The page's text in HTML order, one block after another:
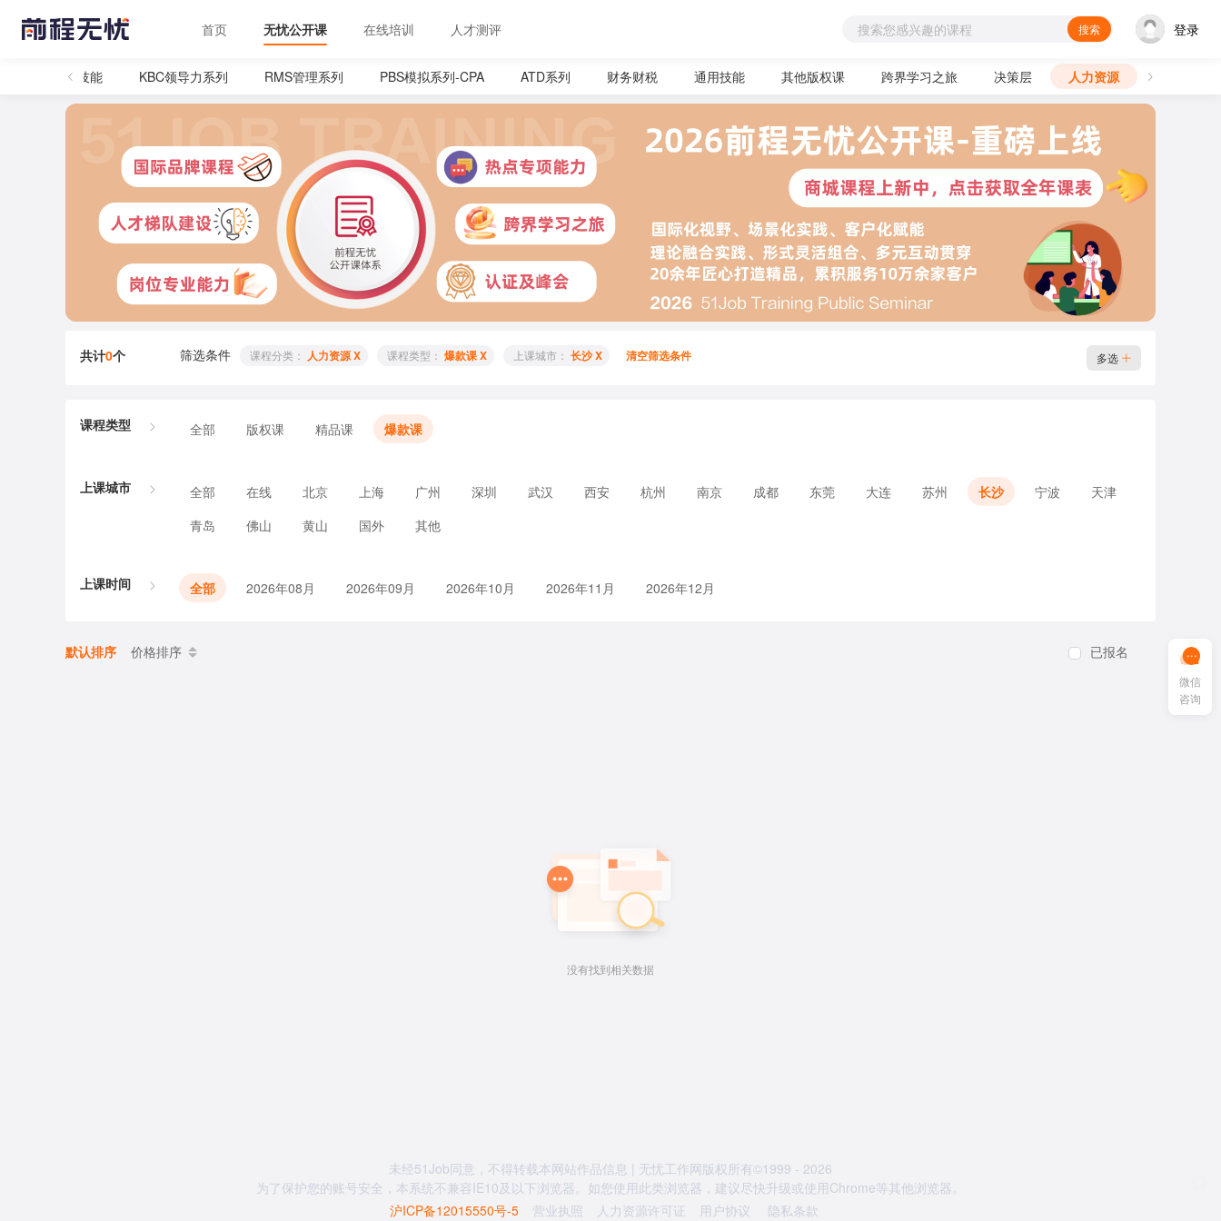
首页 无忧公开课 在线培训 人才测评 搜索 登录
管理技能 KBC领导力系列 RMS管理系列 PBS模拟系列-CPA ATD系列 财务财税 通用技能 其他版权课 跨界学习之旅 决策层 人力资源
共计0个 筛选条件 课程分类： 人力资源 X 课程类型： 爆款课 X 上课城市： 长沙 X 清空筛选条件 多选
课程类型 全部 版权课 精品课 爆款课
上课城市 全部 在线 北京 上海 广州 深圳 武汉 西安 杭州 南京 成都 东莞 大连 苏州 长沙 宁波
天津
青岛
佛山 黄山 国外 其他
上课时间 全部 2026年08月 2026年09月 2026年10月 2026年11月 2026年12月
默认排序 价格排序 已报名
没有找到相关数据
未经51Job同意，不得转载本网站作品信息 | 无忧工作网版权所有©1999 - 2026
为了保护您的账号安全，本系统不兼容IE10及以下浏览器。如您使用此类浏览器，建议尽快升级或使用Chrome等其他浏览器。
沪ICP备12015550号-5
营业执照 人力资源许可证 用户协议 隐私条款
微信
咨询